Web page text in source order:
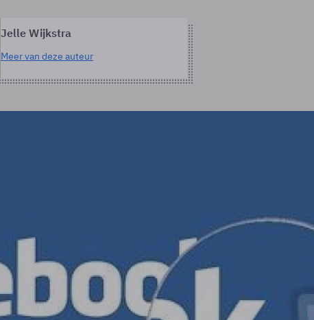
Jelle Wijkstra
Meer van deze auteur